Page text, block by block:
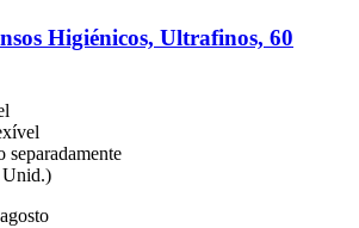
Higiénicos, Ultrafinos, 60
separadamente
Unid.)